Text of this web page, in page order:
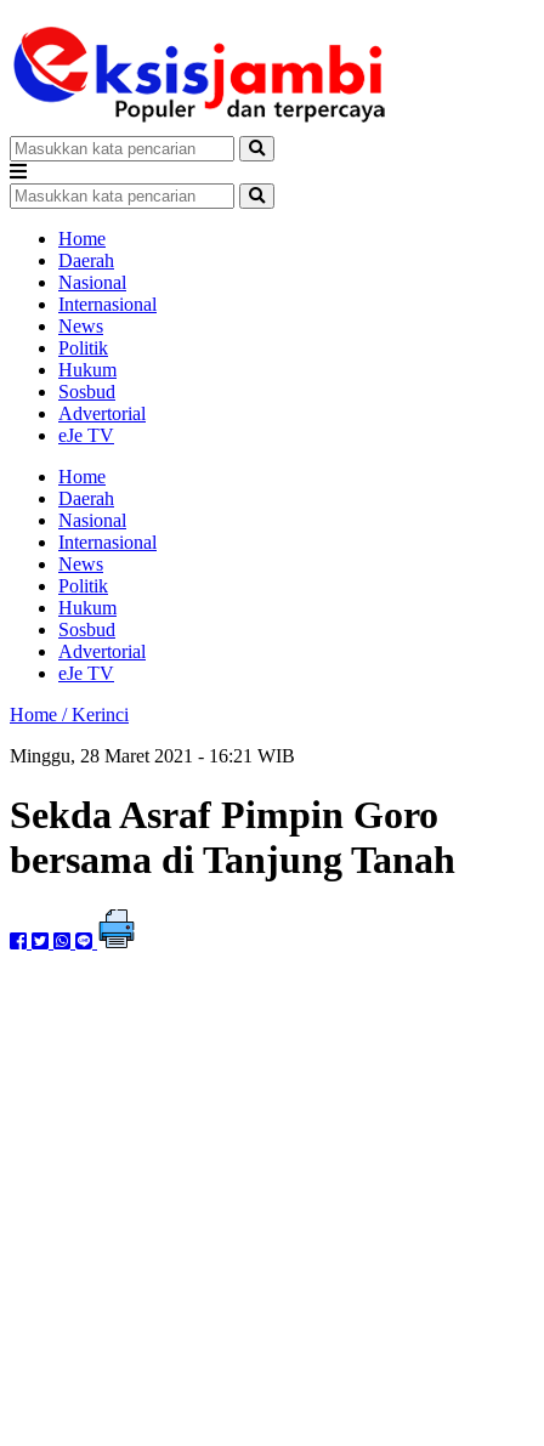
Home
Daerah
Nasional
Internasional
News
Politik
Hukum
Sosbud
Advertorial
eJe TV
Home
Daerah
Nasional
Internasional
News
Politik
Hukum
Sosbud
Advertorial
eJe TV
Home /Kerinci
Minggu, 28 Maret 2021 - 16:21 WIB
Sekda Asraf Pimpin Goro
bersama di Tanjung Tanah